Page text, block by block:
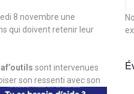
8 novembre une
qui doivent retenir leur
sont intervenues
son ressenti avec son